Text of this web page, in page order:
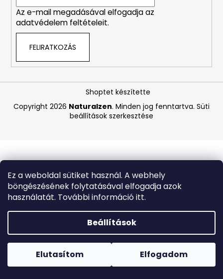
Ez a weboldal sütiket használ. A webhely
böngészésének folytatásával elfogadja azok
használatát. További információ itt.
Beállítások
Elutasítom Elfogadom
Forró napokon nem javasoljuk a csomagautomatákba
történő kézbesítést. A magas hőmérsékletre érzékeny
termékek átvételkor nem biztos, hogy optimális állapotban
A
á
u
k
C-
VITAMIN
-
4
Az e-mail megadásával elfogadja az
adatvédelem feltételeit.
FELIRATKOZÁS
Shoptet készítette
Copyright 2026 Naturalzen. Minden jog fenntartva. Süti
beállítások szerkesztése